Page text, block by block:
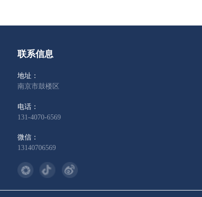
联系信息
地址：
南京市鼓楼区
电话：
131-4070-6569
微信：
13140706569